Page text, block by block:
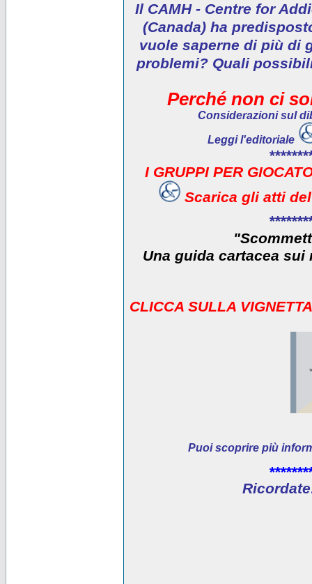
Il CAMH - Centre for
(Canada) ha
vuole saperne di più di
problemi? Quali
Perché non ci
Considerazioni sul
Leggi l'editoriale
I GRUPPI PER
Scarica gli atti
Una guida cartacea
CLICCA SULLA
Puoi scoprire più